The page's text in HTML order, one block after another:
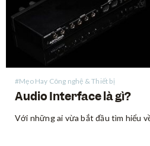
#Mẹo Hay Công nghệ & Thiết bị
Audio Interface là gì?